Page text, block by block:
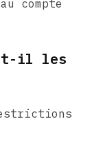
compte
t-il les